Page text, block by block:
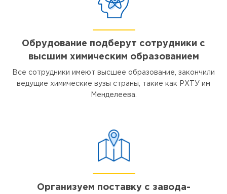
Обрудование подберут сотрудники с
высшим химическим образованием
Все сотрудники имеют высшее образование, закончили
ведущие химические вузы страны, такие как РХТУ им
Менделеева.
Организуем поставку с завода-